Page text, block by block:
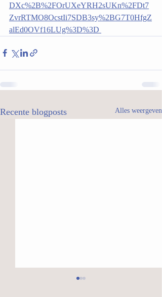
DXc%2B%2FOrUXeYRH2sUKn%2FDt7
ZvrRTMO8OcstIi7SDB3sy%2BG7T0HfgZ
alEd0OVf16LUg%3D%3D
Recente blogposts Alles weergeven